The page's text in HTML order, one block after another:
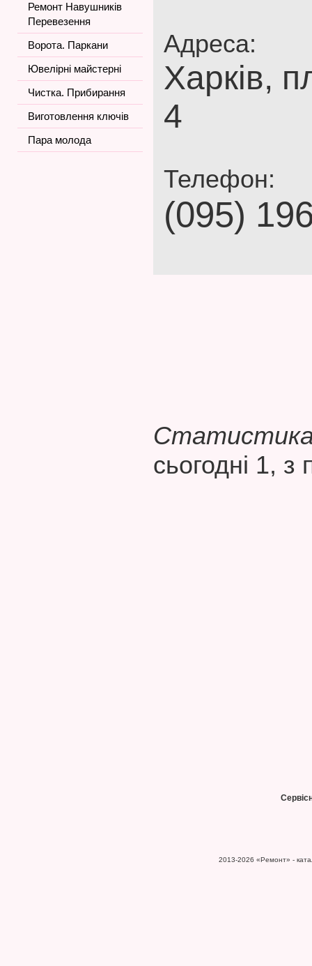
Ремонт Навушників
Перевезення
Ворота. Паркани
Ювелірні майстерні
Чистка. Прибирання
Виготовлення ключів
Пара молода
Адреса:
Харків,
4
Телефон:
(095)
Статистика
сьогодні 1, з
2013-2026 «Ремонт» -